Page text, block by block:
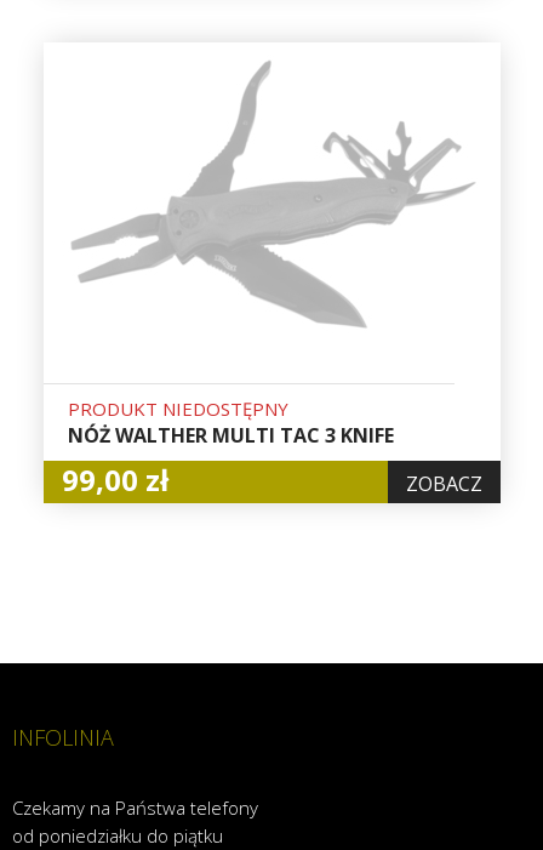
PRODUKT NIEDOSTĘPNY
NÓŻ WALTHER MULTI TAC 3 KNIFE
99,00 zł ZOBACZ
INFOLINIA
Czekamy na Państwa telefony
od poniedziałku do piątku